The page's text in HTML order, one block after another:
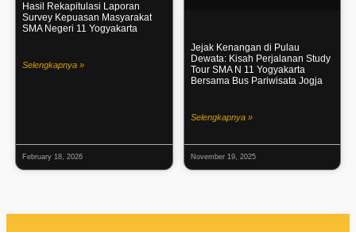
Hasil Rekapitulasi Laporan
Survey Kepuasan Masyarakat
SMA Negeri 11 Yogyakarta
Selengkapnya »
February 18, 2026
Jejak Kenangan di Pulau
Dewata: Kisah Perjalanan Study
Tour SMA N 11 Yogyakarta
Bersama Bus Pariwisata Jogja
Selengkapnya »
November 19, 2025